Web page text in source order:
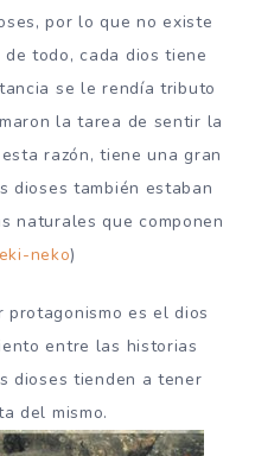
por lo que no existe
todo, cada dios tiene
se le rendía tributo
la tarea de sentir la
razón, tiene una gran
dioses también estaban
naturales que componen
neko)
protagonismo es el dios
entre las historias
dioses tienden a tener
del mismo.